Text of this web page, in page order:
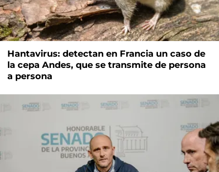
Hantavirus: detectan en Francia un caso de
la cepa Andes, que se transmite de persona
a persona